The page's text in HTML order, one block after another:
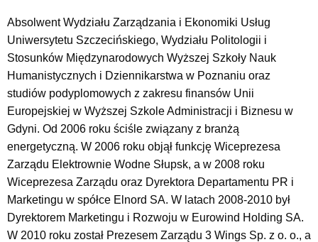
Absolwent Wydziału Zarządzania i Ekonomiki Usług
Uniwersytetu Szczecińskiego, Wydziału Politologii i
Stosunków Międzynarodowych Wyższej Szkoły Nauk
Humanistycznych i Dziennikarstwa w Poznaniu oraz
studiów podyplomowych z zakresu finansów Unii
Europejskiej w Wyższej Szkole Administracji i Biznesu w
Gdyni. Od 2006 roku ściśle związany z branżą
energetyczną. W 2006 roku objął funkcję Wiceprezesa
Zarządu Elektrownie Wodne Słupsk, a w 2008 roku
Wiceprezesa Zarządu oraz Dyrektora Departamentu PR i
Marketingu w spółce Elnord SA. W latach 2008-2010 był
Dyrektorem Marketingu i Rozwoju w Eurowind Holding SA.
W 2010 roku został Prezesem Zarządu 3 Wings Sp. z o. o., a